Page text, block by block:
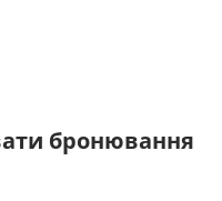
бронювання